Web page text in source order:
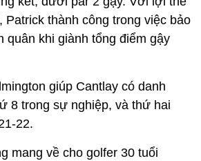
thành công trong việc bảo
quân khi giành tổng điểm gậy
giúp Cantlay có danh
8 trong sự nghiệp, và thứ hai
22.
mang về cho golfer 30 tuổi